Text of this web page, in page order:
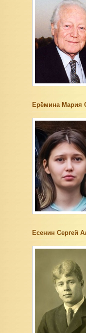
Ерёмина Мария
Есенин Сергей